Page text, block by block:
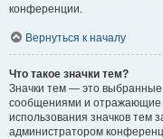
конференции.
Вернуться к началу
Что такое значки тем?
Значки тем — это
сообщениями и отражающие
использования значков тем
администратором